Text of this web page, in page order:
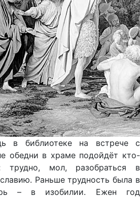
в библиотеке на встрече с
обедни в храме подойдёт кто-
трудно, мол, разобраться в
Раньше трудность была в
– в изобилии. Ежен год